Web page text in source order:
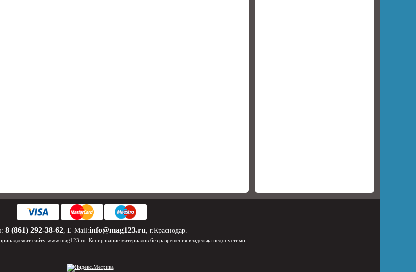
8 (861) 292-38-62, E-Mail:info@mag123.ru, г.Краснодар.
сайту www.mag123.ru. Копирование материалов без разрешения владельца недопустимо.